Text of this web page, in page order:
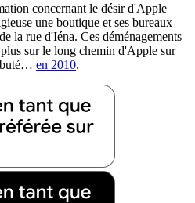
concernant le désir d'Apple
une boutique et ses bureaux
la rue d'Iéna. Ces déménagements
sur le long chemin d'Apple sur
en 2010.